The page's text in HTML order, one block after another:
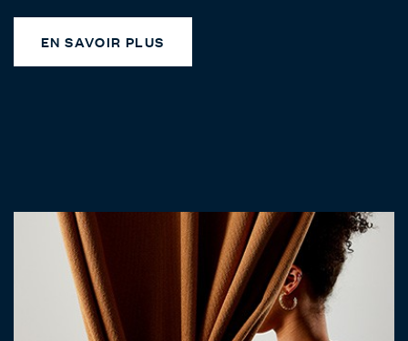
EN SAVOIR PLUS